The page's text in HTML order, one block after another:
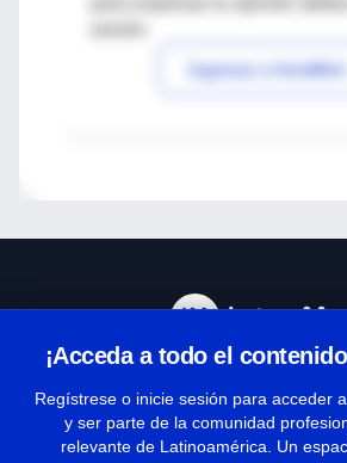
Ingresar a IntraMed
¡Acceda a todo el
Regístrese o inicie sesión para acceder
y ser parte de la comunidad
relevante de Latinoamérica. Un